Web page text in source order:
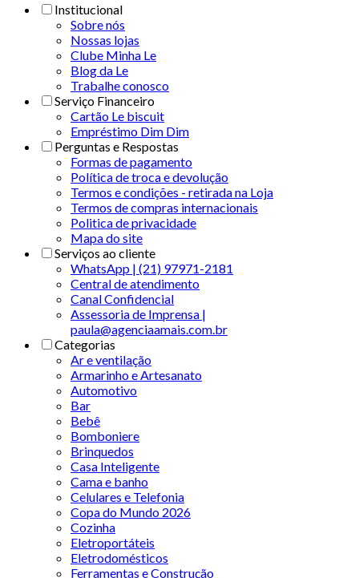
Institucional
Sobre nós
Nossas lojas
Clube Minha Le
Blog da Le
Trabalhe conosco
Serviço Financeiro
Cartão Le biscuit
Empréstimo Dim Dim
Perguntas e Respostas
Formas de pagamento
Política de troca e devolução
Termos e condições - retirada na Loja
Termos de compras internacionais
Politica de privacidade
Mapa do site
Serviços ao cliente
WhatsApp | (21) 97971-2181
Central de atendimento
Canal Confidencial
Assessoria de Imprensa |
paula@agenciaamais.com.br
Categorias
Ar e ventilação
Armarinho e Artesanato
Automotivo
Bar
Bebê
Bomboniere
Brinquedos
Casa Inteligente
Cama e banho
Celulares e Telefonia
Copa do Mundo 2026
Cozinha
Eletroportáteis
Eletrodomésticos
Ferramentas e Construção